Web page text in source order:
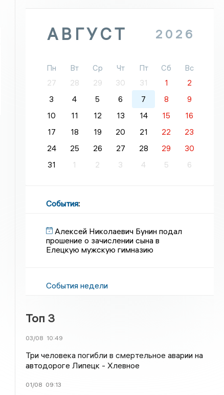
АВГУСТ 2026
Пн Вт Ср Чт Пт Сб
Вс
27
28 29 30 31 1
2
3
4 5 6 7 8
9
10
11 12 13 14 15
16
17
18 19 20 21 22
23
24
25 26 27 28 29
30
31
1 2 3 4 5 6
События:
Алексей Николаевич Бунин подал
прошение о зачислении сына в
Елецкую мужскую гимназию
События недели
Топ 3
03/08 10:49
Три человека погибли в смертельное аварии на
автодороге Липецк - Хлевное
01/08 09:13